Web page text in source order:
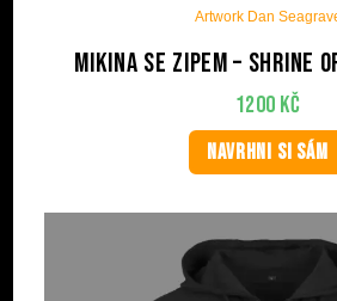
Artwork Dan
Mikina se zipem – Shrine
1200 Kč
NAVRHNI SI SÁM